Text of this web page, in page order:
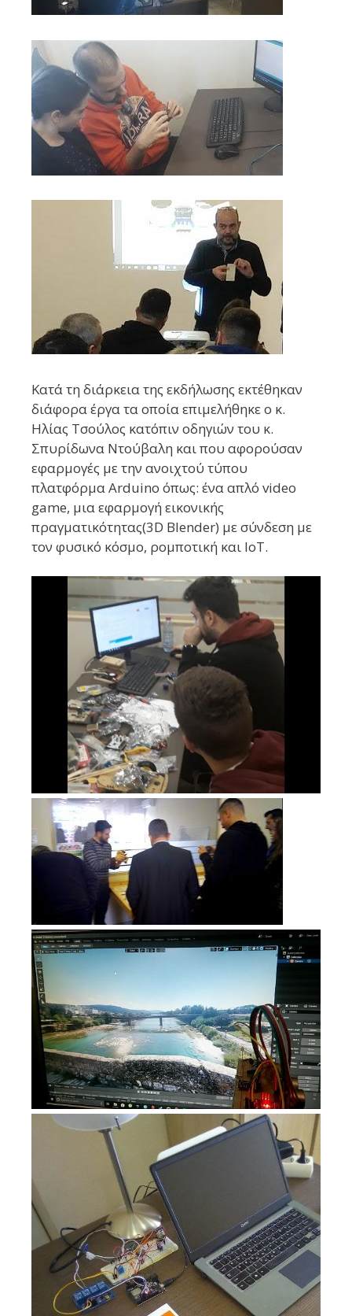
Κατά τη διάρκεια της εκδήλωσης εκτέθηκαν
διάφορα έργα τα οποία επιμελήθηκε ο κ.
Ηλίας Τσούλος κατόπιν οδηγιών του κ.
Σπυρίδωνα Ντούβαλη και που αφορούσαν
εφαρμογές με την ανοιχτού τύπου
πλατφόρμα Arduino όπως: ένα απλό video
game, μια εφαρμογή εικονικής
πραγματικότητας(3D Blender) με σύνδεση με
τον φυσικό κόσμο, ρομποτική και IoT.